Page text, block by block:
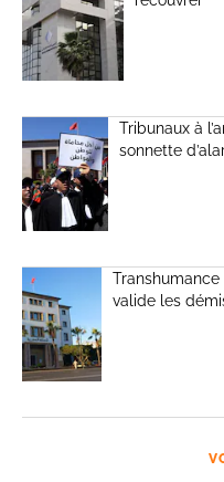
Tribunaux à
sonnette
valide les